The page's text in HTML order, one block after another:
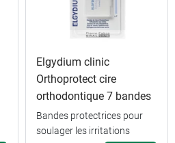
Myrtille 29,99 €
Elgydium clinic
Orthoprotect cire
orthodontique 7 bandes
Bandes protectrices pour
soulager les irritations